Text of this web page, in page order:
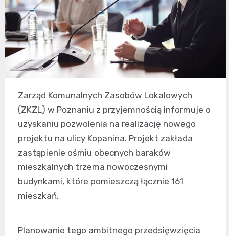
Zarząd Komunalnych Zasobów Lokalowych
(ZKZL) w Poznaniu z przyjemnością informuje o
uzyskaniu pozwolenia na realizację nowego
projektu na ulicy Kopanina. Projekt zakłada
zastąpienie ośmiu obecnych baraków
mieszkalnych trzema nowoczesnymi
budynkami, które pomieszczą łącznie 161
mieszkań.
Planowanie tego ambitnego przedsięwzięcia